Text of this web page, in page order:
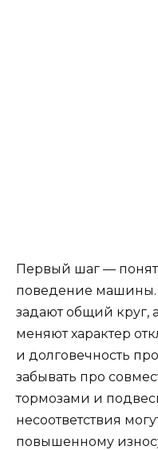
Первый шаг —
поведение
задают общий круг,
меняют характер
и долговечность
забывать про
тормозами и
несоответствия
повышенному